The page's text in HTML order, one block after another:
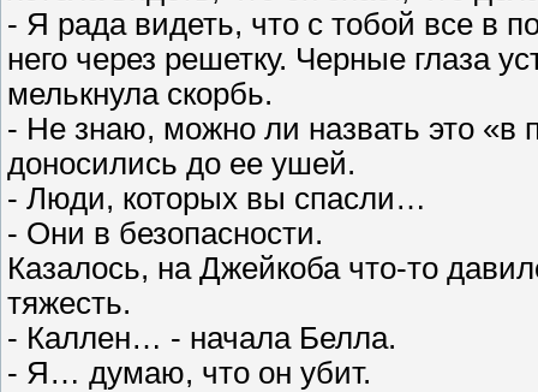
- Я рада видеть, что с тобой все в
него через решетку. Черные глаза
мелькнула скорбь.
- Не знаю, можно ли назвать это «в
доносились до ее ушей.
- Люди, которых вы спасли…
- Они в безопасности.
Казалось, на Джейкоба что-то
тяжесть.
- Каллен… - начала Белла.
- Я… думаю, что он убит.